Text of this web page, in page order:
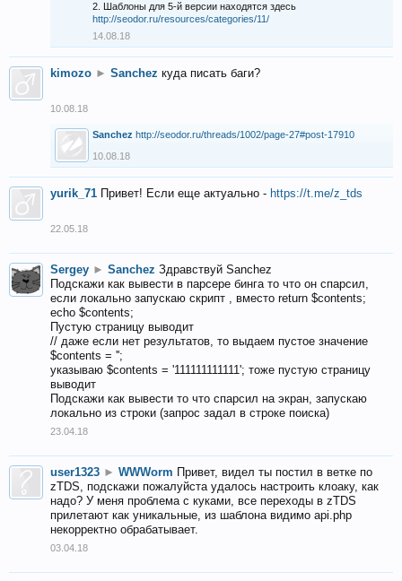
2. Шаблоны для 5-й версии находятся здесь
http://seodor.ru/resources/categories/11/
14.08.18
kimozo ► Sanchez куда писать баги?
10.08.18
Sanchez http://seodor.ru/threads/1002/page-27#post-17910
10.08.18
yurik_71 Привет! Если еще актуально - https://t.me/z_tds
22.05.18
Sergey ► Sanchez Здравствуй Sanchez
Подскажи как вывести в парсере бинга то что он спарсил,
если локально запускаю скрипт , вместо return $contents;
echo $contents;
Пустую страницу выводит
// даже если нет результатов, то выдаем пустое значение
$contents = '';
указываю $contents = '111111111111'; тоже пустую страницу
выводит
Подскажи как вывести то что спарсил на экран, запускаю
локально из строки (запрос задал в строке поиска)
23.04.18
user1323 ► WWWorm Привет, видел ты постил в ветке по
zTDS, подскажи пожалуйста удалось настроить клоаку, как
надо? У меня проблема с куками, все переходы в zTDS
прилетают как уникальные, из шаблона видимо api.php
некорректно обрабатывает.
03.04.18